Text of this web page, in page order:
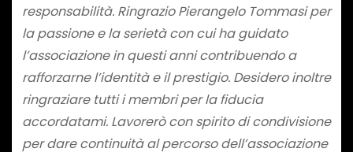
responsabilità. Ringrazio Pierangelo Tommasi per
la passione e la serietà con cui ha guidato
l’associazione in questi anni contribuendo a
rafforzarne l’identità e il prestigio. Desidero inoltre
ringraziare tutti i membri per la fiducia
accordatami. Lavorerò con spirito di condivisione
per dare continuità al percorso dell’associazione